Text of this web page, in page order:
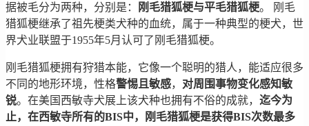
据被毛分为两种，分别是：
刚毛猎狐梗与平毛猎狐梗。 刚毛
猎狐梗继承了祖先梗类犬种的血统，属于一种典型的梗犬，世
界犬业联盟于1955年5月认可了刚毛猎狐梗。
刚毛猎狐梗拥有狩猎本能，它像一个聪明的猎人，能适应很多
不同的地形环境，性格警惕且敏感， 对周围事物变化感知敏
锐。在美国西敏寺犬展上该犬种也拥有不俗的成就， 迄今为
止，在西敏寺所有的BIS中，刚毛猎狐梗是获得BIS次数最多